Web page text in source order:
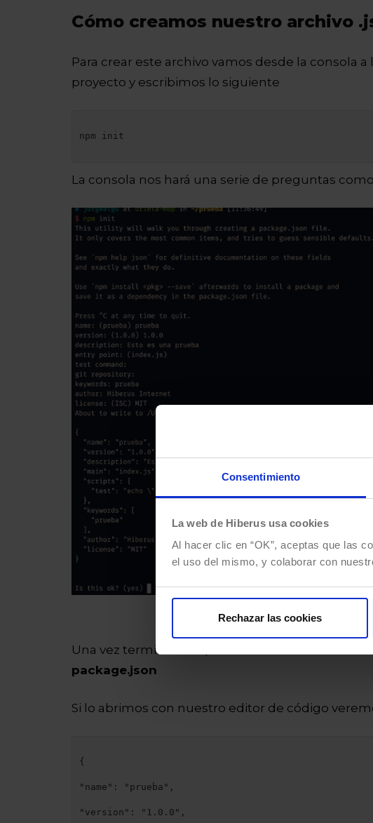
Consentimiento
La web de Hiberus usa cookies
Al hacer clic en “OK”, aceptas que las
el uso del mismo, y colaborar con
Rechazar las cookies
Cómo creamos nuestro archivo
Para crear este archivo vamos desde la consola
proyecto y escribimos lo siguiente
npm init
La consola nos hará una serie de preguntas
Una vez terminado el proceso se habrá creado
package.json
Si lo abrimos con nuestro editor de código
{
"name": "prueba",
"version": "1.0.0",